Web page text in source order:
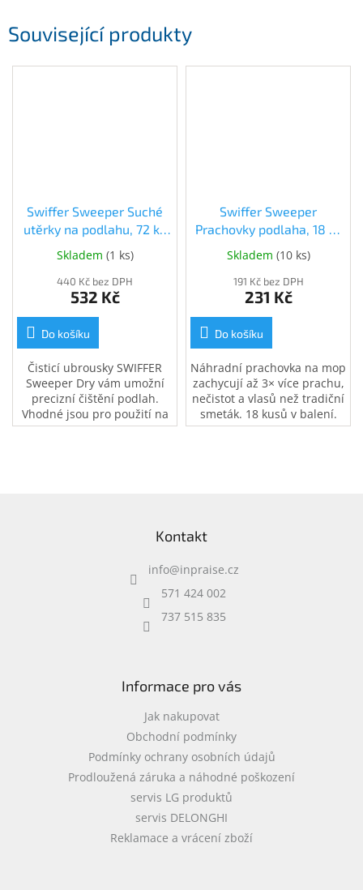
Související produkty
Swiffer Sweeper Suché
utěrky na podlahu, 72 ks
(8006540802403)
Skladem (1 ks)
440 Kč bez DPH
532 Kč
Do košíku
Čisticí ubrousky SWIFFER
Sweeper Dry vám umožní
precizní čištění podlah.
Vhodné jsou pro použití na
všechny typy podlah, jako je
Swiffer Sweeper
Prachovky podlaha, 18 ks
(8006540307908)
Skladem (10 ks)
191 Kč bez DPH
231 Kč
Do košíku
Náhradní prachovka na mop
zachycují až 3× více prachu,
nečistot a vlasů než tradiční
smeták. 18 kusů v balení.
Kontakt
info@inpraise.cz
571 424 002
737 515 835
Informace pro vás
Jak nakupovat
Obchodní podmínky
Podmínky ochrany osobních údajů
Prodloužená záruka a náhodné poškození
servis LG produktů
servis DELONGHI
Reklamace a vrácení zboží